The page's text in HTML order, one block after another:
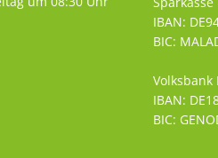
IBAN:
BIC:
Volksbank
IBAN:
BIC: